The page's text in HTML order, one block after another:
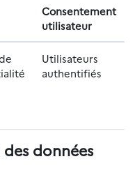
Consentement
utilisateur
Utilisateurs
authentifiés
données